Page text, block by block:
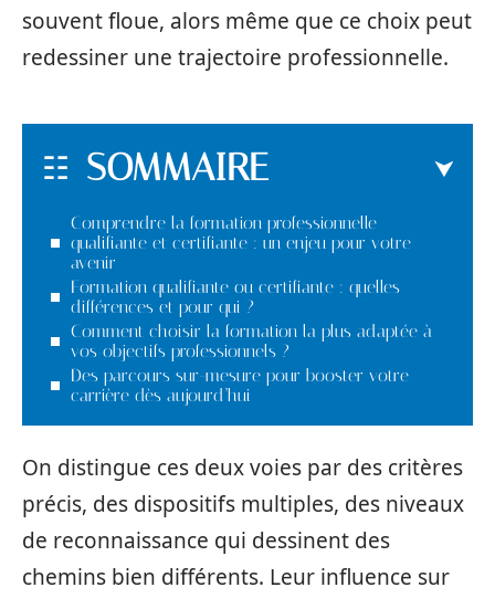
souvent floue, alors même que ce choix peut
redessiner une trajectoire professionnelle.
SOMMAIRE
Comprendre la formation professionnelle
qualifiante et certifiante : un enjeu pour votre
avenir
Formation qualifiante ou certifiante : quelles
différences et pour qui ?
Comment choisir la formation la plus adaptée à
vos objectifs professionnels ?
Des parcours sur-mesure pour booster votre
carrière dès aujourd’hui
On distingue ces deux voies par des critères
précis, des dispositifs multiples, des niveaux
de reconnaissance qui dessinent des
chemins bien différents. Leur influence sur